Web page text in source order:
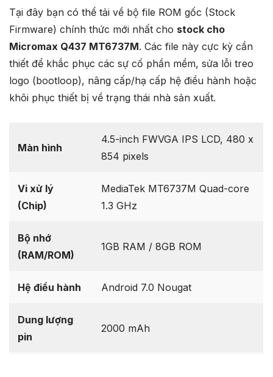
Tại đây bạn có thể tải về bộ file ROM gốc (Stock
Firmware) chính thức mới nhất cho stock cho
Micromax Q437 MT6737M. Các file này cực kỳ cần
thiết để khắc phục các sự cố phần mềm, sửa lỗi treo
logo (bootloop), nâng cấp/hạ cấp hệ điều hành hoặc
khôi phục thiết bị về trạng thái nhà sản xuất.
Màn hình
4.5-inch FWVGA IPS LCD, 480 x
854 pixels
Vi xử lý
(Chip)
MediaTek MT6737M Quad-core
1.3 GHz
Bộ nhớ
(RAM/ROM)
1GB RAM / 8GB ROM
Hệ điều hành Android 7.0 Nougat
Dung lượng
pin
2000 mAh